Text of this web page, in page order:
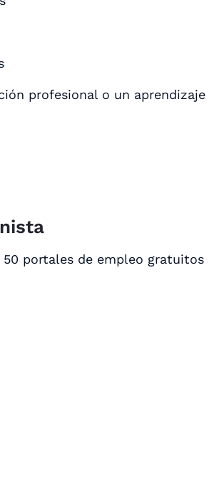
profesional o un aprendizaje
portales de empleo gratuitos